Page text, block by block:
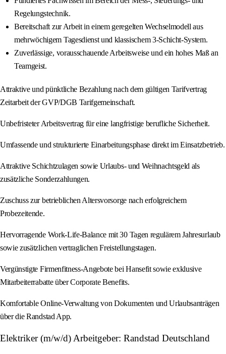
Regelungstechnik.
Bereitschaft zur Arbeit in einem geregelten Wechselmodell aus
mehrwöchigem Tagesdienst und klassischem 3-Schicht-System.
Zuverlässige, vorausschauende Arbeitsweise und ein hohes Maß an
Teamgeist.
Attraktive und pünktliche Bezahlung nach dem gültigen Tarifvertrag
Zeitarbeit der GVP/DGB Tarifgemeinschaft.
Unbefristeter Arbeitsvertrag für eine langfristige berufliche Sicherheit.
Umfassende und strukturierte Einarbeitungsphase direkt im Einsatzbetrieb.
Attraktive Schichtzulagen sowie Urlaubs- und Weihnachtsgeld als
zusätzliche Sonderzahlungen.
Zuschuss zur betrieblichen Altersvorsorge nach erfolgreichem
Probezeitende.
Hervorragende Work-Life-Balance mit 30 Tagen regulärem Jahresurlaub
sowie zusätzlichen vertraglichen Freistellungstagen.
Vergünstigte Firmenfitness-Angebote bei Hansefit sowie exklusive
Mitarbeiterrabatte über Corporate Benefits.
Komfortable Online-Verwaltung von Dokumenten und Urlaubsanträgen
über die Randstad App.
Elektriker (m/w/d) Arbeitgeber: Randstad Deutschland